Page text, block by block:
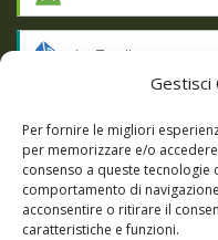
Gestisci
Per fornire le migliori
per memorizzare e/o
consenso a queste
comportamento di
acconsentire o ritirare il
caratteristiche e funzioni.
by Email
RSS
SSL SECURE